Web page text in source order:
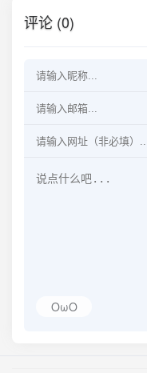
评论 (0)
OωO